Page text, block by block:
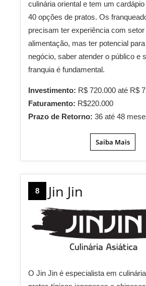
culinária oriental e tem um
40 opções de pratos. Os
precisam ter experiência com setor
alimentação, mas ter potencial
negócio, saber atender o público e
franquia é fundamental.
Investimento: R$ 720.000 até R$
Faturamento: R$220.000
Prazo de Retorno: 36 até 48
Saiba Mais
8 Jin Jin
O Jin Jin é especialista em